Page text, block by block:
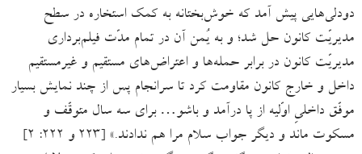
دودلی‌هایی پیش آمد که خوش‌بختانه به کمک استخاره در سطح
مدیریّت کانون حل شد؛ و به یُمن آن در تمام مدّت فیلم‌برداری
مدیریّت کانون در برابر حمله‌ها و اعتراض‌های مستقیم و غیرمستقیم
داخل و خارج کانون مقاومت کرد تا سرانجام پس از چند نمایش بسیار
موفّق داخلیِ اوّلیه از پا درآمد و باشو… برای سه سال متوقّف و
مسکوت ماند و دیگر جواب سلام مرا هم ندادند.» [۲۲۳ و ۲۲۲: ۲]